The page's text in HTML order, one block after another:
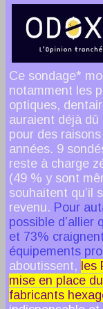
Ce sondage*
notamment les
optiques,
auraient déjà
pour des
années. 9
reste à charge
(49 % y sont
souhaitent qu’il
revenu. Pour
possible d’allier
et 73%
équipements
aboutissent, les
mise en place
fabricants